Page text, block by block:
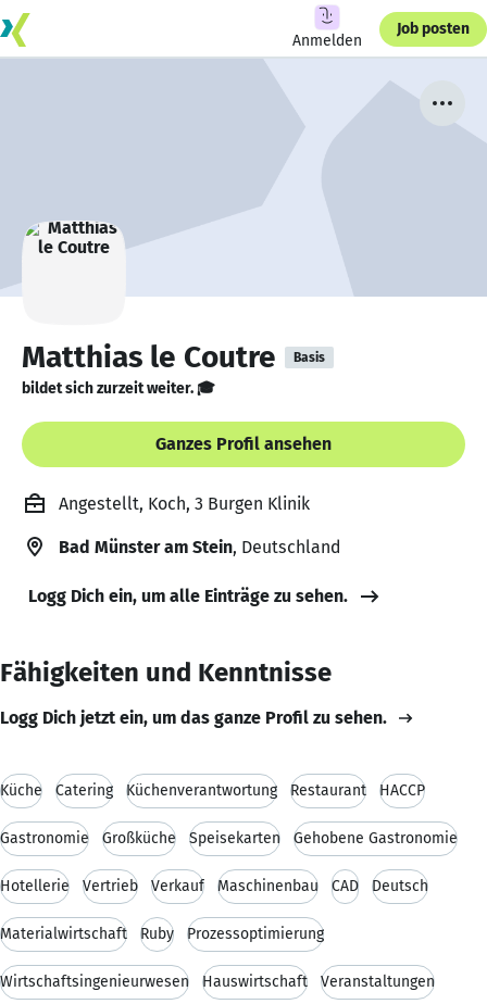
Anmelden
Job posten
Matthias le Coutre Basis
bildet sich zurzeit weiter. 🎓
Ganzes Profil ansehen
Angestellt, Koch, 3 Burgen Klinik
Bad Münster am Stein, Deutschland
Logg Dich ein, um alle Einträge zu sehen.
Fähigkeiten und Kenntnisse
Logg Dich jetzt ein, um das ganze Profil zu sehen.
Küche Catering Küchenverantwortung Restaurant HACCP
Gastronomie Großküche Speisekarten Gehobene Gastronomie
Hotellerie Vertrieb Verkauf Maschinenbau CAD Deutsch
Materialwirtschaft Ruby Prozessoptimierung
Wirtschaftsingenieurwesen Hauswirtschaft Veranstaltungen